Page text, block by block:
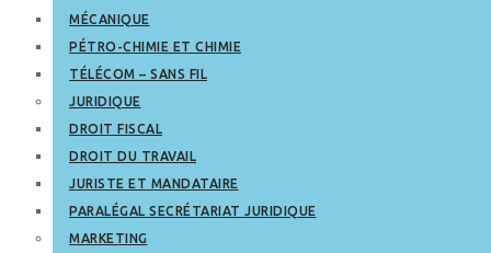
MÉCANIQUE
PÉTRO-CHIMIE ET CHIMIE
TÉLÉCOM – SANS FIL
JURIDIQUE
DROIT FISCAL
DROIT DU TRAVAIL
JURISTE ET MANDATAIRE
PARALÉGAL SECRÉTARIAT JURIDIQUE
MARKETING